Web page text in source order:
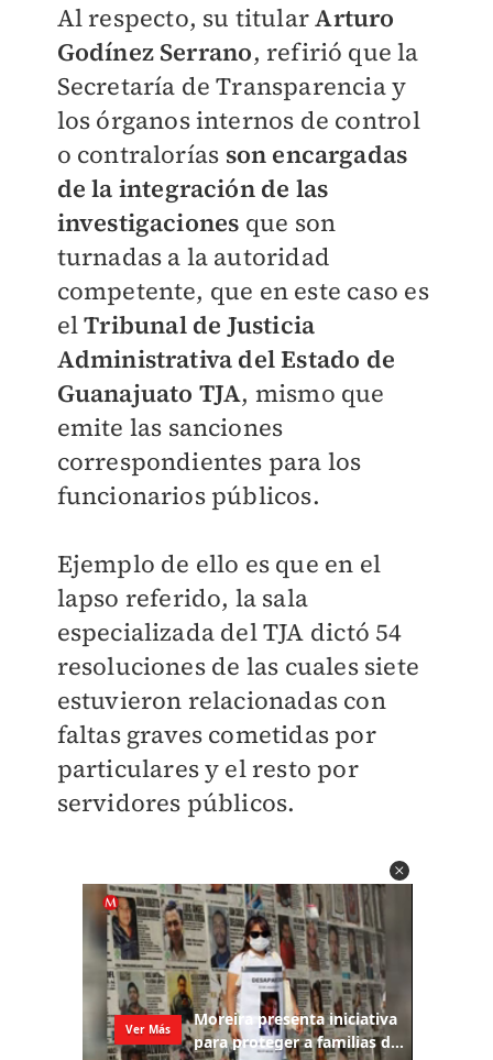
Al respecto, su titularArturo
Godínez Serrano, refirió que la
Secretaría de Transparencia y
los órganos internos de control
o contralorías son encargadas
de la integración de las
investigaciones que son
turnadas a la autoridad
competente, que en este caso es
elTribunal de Justicia
Administrativa del Estado de
Guanajuato TJA, mismo que
emite las sanciones
correspondientes para los
funcionarios públicos.
Ejemplo de ello es que en el
lapso referido, la sala
especializada del TJA dictó 54
resoluciones de las cuales siete
estuvieron relacionadas con
faltas graves cometidas por
particulares y el resto por
servidores públicos.